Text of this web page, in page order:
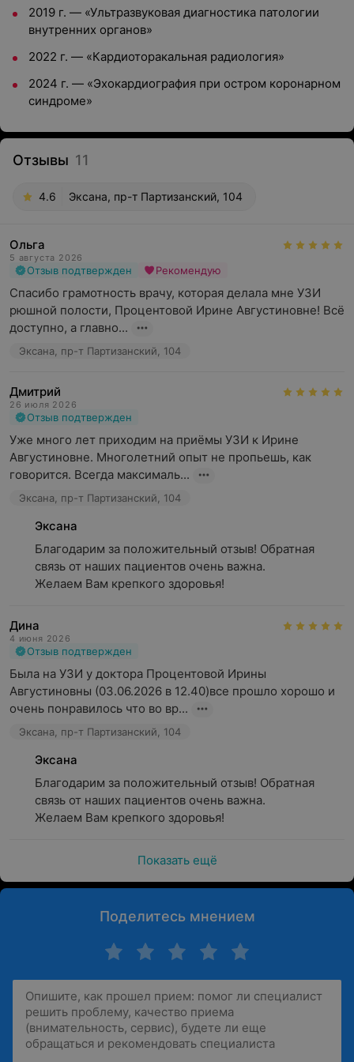
2019 г. — «Ультразвуковая диагностика патологии
внутренних органов»
2022 г. — «Кардиоторакальная радиология»
2024 г. — «Эхокардиография при остром коронарном
синдроме»
Отзывы 11
4.6 Эксана, пр-т Партизанский, 104
Ольга
5 августа 2026
Отзыв подтвержден Рекомендую
Спасибо грамотность врачу, которая делала мне УЗИ
рюшной полости, Процентовой Ирине Августиновне! Всё
доступно, а главно...
Эксана, пр-т Партизанский, 104
Дмитрий
26 июля 2026
Отзыв подтвержден
Уже много лет приходим на приёмы УЗИ к Ирине
Августиновне. Многолетний опыт не пропьешь, как
говорится. Всегда максималь...
Эксана, пр-т Партизанский, 104
Эксана
Благодарим за положительный отзыв! Обратная
связь от наших пациентов очень важна.
Желаем Вам крепкого здоровья!
Дина
4 июня 2026
Отзыв подтвержден
Была на УЗИ у доктора Процентовой Ирины
Августиновны (03.06.2026 в 12.40)все прошло хорошо и
очень понравилось что во вр...
Эксана, пр-т Партизанский, 104
Эксана
Благодарим за положительный отзыв! Обратная
связь от наших пациентов очень важна.
Желаем Вам крепкого здоровья!
Показать ещё
Поделитесь мнением